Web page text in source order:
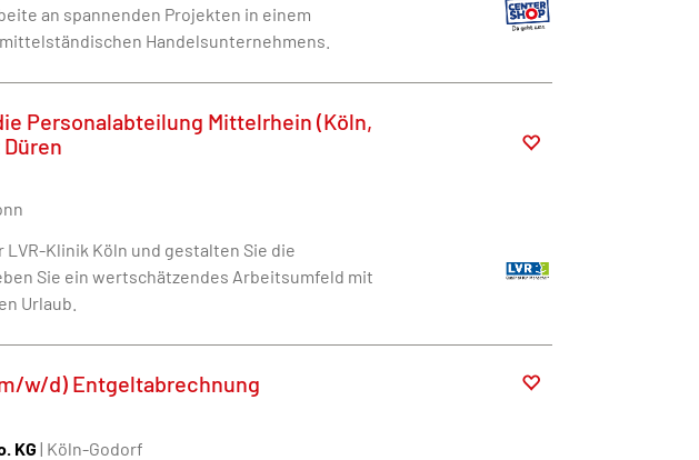
an spannenden Projekten in einem
Handelsunternehmens.
Personalabteilung Mittelrhein (Köln,
Klinik Köln und gestalten Sie die
Sie ein wertschätzendes Arbeitsumfeld mit
Urlaub.
w/d) Entgeltabrechnung
KG | Köln-Godorf